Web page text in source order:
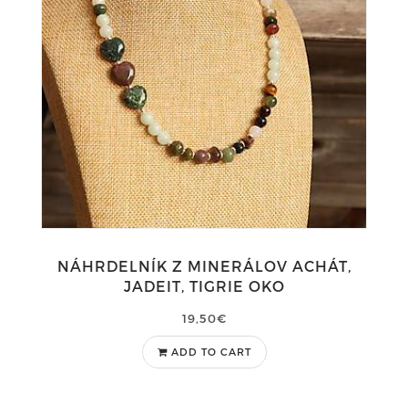
NÁHRDELNÍK Z MINERÁLOV ACHÁT,
JADEIT, TIGRIE OKO
19,50€
ADD TO CART